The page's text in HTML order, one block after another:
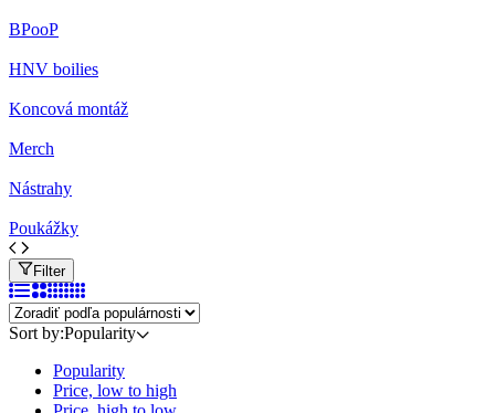
BPooP
HNV boilies
Koncová montáž
Merch
Nástrahy
Poukážky
Filter
Sort by:Popularity
Popularity
Price, low to high